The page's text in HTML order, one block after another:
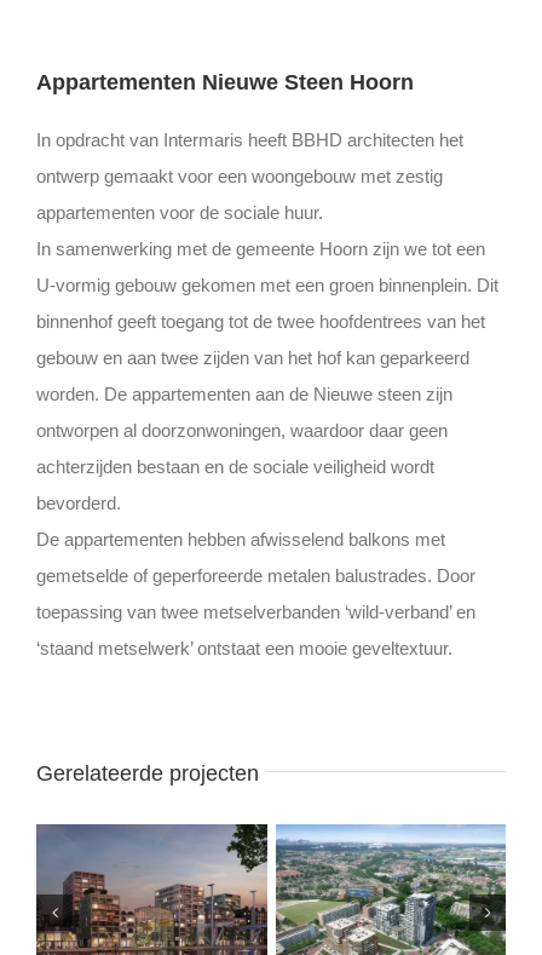
Appartementen Nieuwe Steen Hoorn
In opdracht van Intermaris heeft BBHD architecten het
ontwerp gemaakt voor een woongebouw met zestig
appartementen voor de sociale huur.
In samenwerking met de gemeente Hoorn zijn we tot een
U-vormig gebouw gekomen met een groen binnenplein. Dit
binnenhof geeft toegang tot de twee hoofdentrees van het
gebouw en aan twee zijden van het hof kan geparkeerd
worden. De appartementen aan de Nieuwe steen zijn
ontworpen al doorzonwoningen, waardoor daar geen
achterzijden bestaan en de sociale veiligheid wordt
bevorderd.
De appartementen hebben afwisselend balkons met
gemetselde of geperforeerde metalen balustrades. Door
toepassing van twee metselverbanden ‘wild-verband’ en
‘staand metselwerk’ ontstaat een mooie geveltextuur.
Gerelateerde projecten